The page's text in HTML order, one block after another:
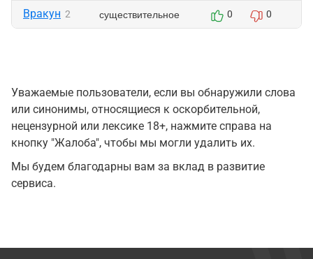
Вракун 2 существительное 0 0
Уважаемые пользователи, если вы обнаружили слова
или синонимы, относящиеся к оскорбительной,
нецензурной или лексике 18+, нажмите справа на
кнопку "Жалоба", чтобы мы могли удалить их.
Мы будем благодарны вам за вклад в развитие
сервиса.